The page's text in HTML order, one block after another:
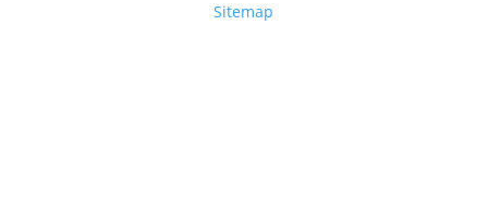
Sitemap